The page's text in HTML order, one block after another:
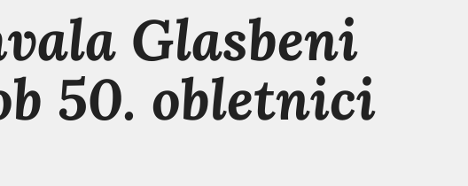
Glasbeni
50. obletnici